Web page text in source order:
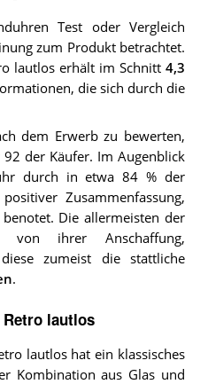
Test oder Vergleich
zum Produkt betrachtet.
lautloserhält im Schnitt 4,3
die sich durch die
dem Erwerb zu bewerten,
der Käufer. Im Augenblick
durch in etwa 84 % der
Zusammenfassung,
Die allermeisten der
von ihrer Anschaffung,
zumeist die stattliche
.
Retro lautlos
lautlos hat ein klassisches
Kombination aus Glas und